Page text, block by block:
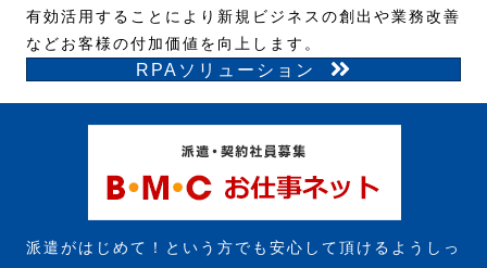
有効活用することにより 新規ビジネスの創出や業務改善
などお客様の付加価値を向上します。
RPAソリューション
派遣がはじめて！という方でも安心して頂けるようしっ